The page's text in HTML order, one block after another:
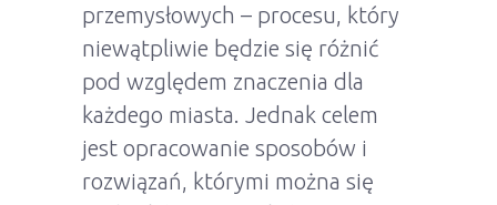
przemysłowych – procesu, który
niewątpliwie będzie się różnić
pod względem znaczenia dla
każdego miasta. Jednak celem
jest opracowanie sposobów i
rozwiązań, którymi można się